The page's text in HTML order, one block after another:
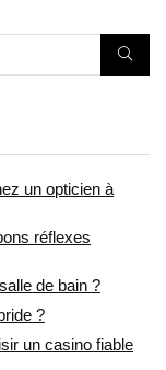
un opticien à
réflexes
de bain ?
?
un casino fiable